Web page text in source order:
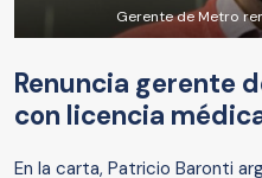
Gerente de Metro
Renuncia gerente
con licencia
En la carta, Patricio Baronti